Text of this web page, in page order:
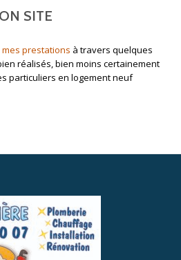
SITE
prestations à travers quelques
réalisés, bien moins certainement
particuliers en logement neuf